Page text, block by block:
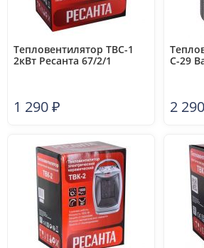
Тепловентилятор ТВС-1
2кВт Ресанта 67/2/1
1 290₽
С-29
2 290